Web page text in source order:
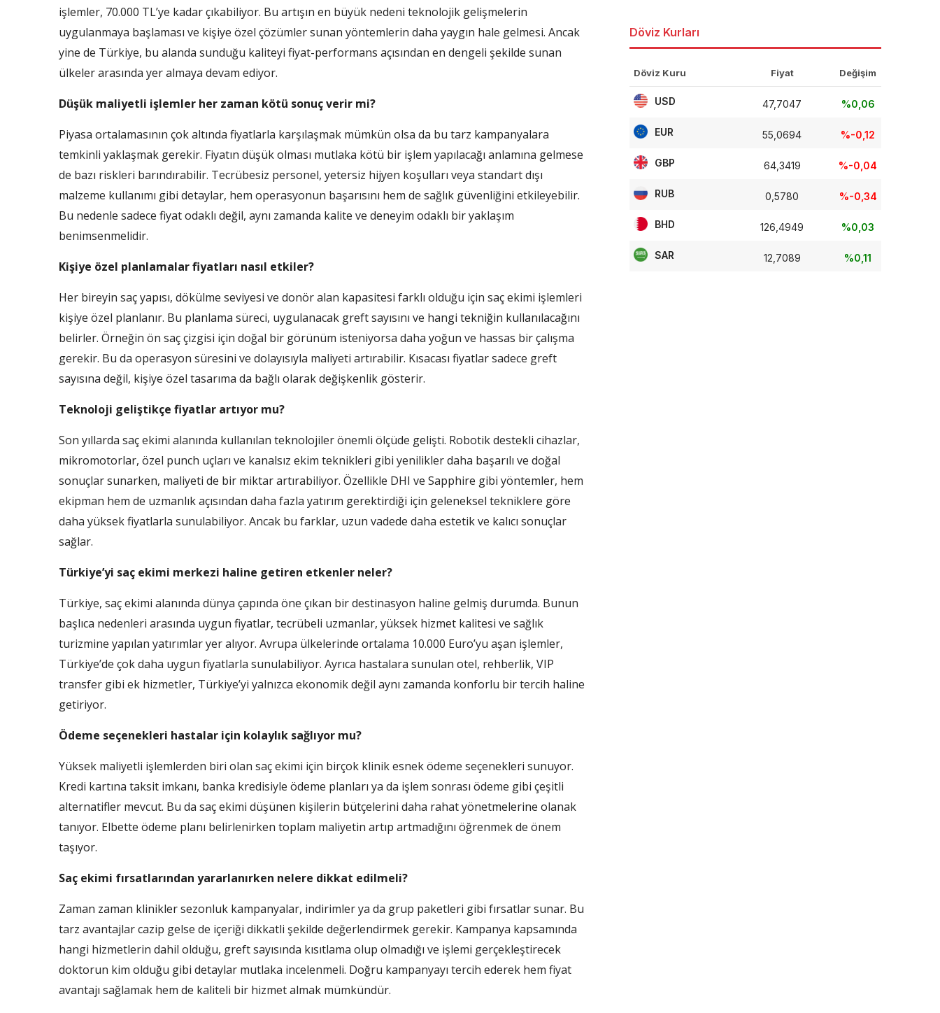
işlemler, 70.000 TL’ye kadar çıkabiliyor. Bu artışın en büyük nedeni teknolojik gelişmelerin
uygulanmaya başlaması ve kişiye özel çözümler sunan yöntemlerin daha yaygın hale gelmesi. Ancak
yine de Türkiye, bu alanda sunduğu kaliteyi fiyat-performans açısından en dengeli şekilde sunan
ülkeler arasında yer almaya devam ediyor.
Düşük maliyetli işlemler her zaman kötü sonuç verir mi?
Piyasa ortalamasının çok altında fiyatlarla karşılaşmak mümkün olsa da bu tarz kampanyalara
temkinli yaklaşmak gerekir. Fiyatın düşük olması mutlaka kötü bir işlem yapılacağı anlamına gelmese
de bazı riskleri barındırabilir. Tecrübesiz personel, yetersiz hijyen koşulları veya standart dışı
malzeme kullanımı gibi detaylar, hem operasyonun başarısını hem de sağlık güvenliğini etkileyebilir.
Bu nedenle sadece fiyat odaklı değil, aynı zamanda kalite ve deneyim odaklı bir yaklaşım
benimsenmelidir.
Kişiye özel planlamalar fiyatları nasıl etkiler?
Her bireyin saç yapısı, dökülme seviyesi ve donör alan kapasitesi farklı olduğu için saç ekimi işlemleri
kişiye özel planlanır. Bu planlama süreci, uygulanacak greft sayısını ve hangi tekniğin kullanılacağını
belirler. Örneğin ön saç çizgisi için doğal bir görünüm isteniyorsa daha yoğun ve hassas bir çalışma
gerekir. Bu da operasyon süresini ve dolayısıyla maliyeti artırabilir. Kısacası fiyatlar sadece greft
sayısına değil, kişiye özel tasarıma da bağlı olarak değişkenlik gösterir.
Teknoloji geliştikçe fiyatlar artıyor mu?
Son yıllarda saç ekimi alanında kullanılan teknolojiler önemli ölçüde gelişti. Robotik destekli cihazlar,
mikromotorlar, özel punch uçları ve kanalsız ekim teknikleri gibi yenilikler daha başarılı ve doğal
sonuçlar sunarken, maliyeti de bir miktar artırabiliyor. Özellikle DHI ve Sapphire gibi yöntemler, hem
ekipman hem de uzmanlık açısından daha fazla yatırım gerektirdiği için geleneksel tekniklere göre
daha yüksek fiyatlarla sunulabiliyor. Ancak bu farklar, uzun vadede daha estetik ve kalıcı sonuçlar
sağlar.
Türkiye’yi saç ekimi merkezi haline getiren etkenler neler?
Türkiye, saç ekimi alanında dünya çapında öne çıkan bir destinasyon haline gelmiş durumda. Bunun
başlıca nedenleri arasında uygun fiyatlar, tecrübeli uzmanlar, yüksek hizmet kalitesi ve sağlık
turizmine yapılan yatırımlar yer alıyor. Avrupa ülkelerinde ortalama 10.000 Euro’yu aşan işlemler,
Türkiye’de çok daha uygun fiyatlarla sunulabiliyor. Ayrıca hastalara sunulan otel, rehberlik, VIP
transfer gibi ek hizmetler, Türkiye’yi yalnızca ekonomik değil aynı zamanda konforlu bir tercih haline
getiriyor.
Ödeme seçenekleri hastalar için kolaylık sağlıyor mu?
Yüksek maliyetli işlemlerden biri olan saç ekimi için birçok klinik esnek ödeme seçenekleri sunuyor.
Kredi kartına taksit imkanı, banka kredisiyle ödeme planları ya da işlem sonrası ödeme gibi çeşitli
alternatifler mevcut. Bu da saç ekimi düşünen kişilerin bütçelerini daha rahat yönetmelerine olanak
tanıyor. Elbette ödeme planı belirlenirken toplam maliyetin artıp artmadığını öğrenmek de önem
taşıyor.
Saç ekimi fırsatlarından yararlanırken nelere dikkat edilmeli?
Zaman zaman klinikler sezonluk kampanyalar, indirimler ya da grup paketleri gibi fırsatlar sunar. Bu
tarz avantajlar cazip gelse de içeriği dikkatli şekilde değerlendirmek gerekir. Kampanya kapsamında
hangi hizmetlerin dahil olduğu, greft sayısında kısıtlama olup olmadığı ve işlemi gerçekleştirecek
doktorun kim olduğu gibi detaylar mutlaka incelenmeli. Doğru kampanyayı tercih ederek hem fiyat
avantajı sağlamak hem de kaliteli bir hizmet almak mümkündür.
Döviz Kurları
Döviz Kuru Fiyat Değişim
USD 47,7047 %0,06
EUR 55,0694 %-0,12
GBP 64,3419 %-0,04
RUB 0,5780 %-0,34
BHD 126,4949 %0,03
SAR 12,7089 %0,11